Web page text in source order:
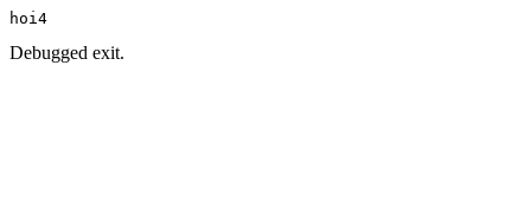
hoi4
Debugged exit.